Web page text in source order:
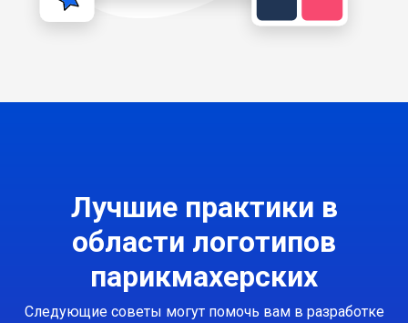
Лучшие практики в
области логотипов
парикмахерских
Следующие советы могут помочь вам в разработке